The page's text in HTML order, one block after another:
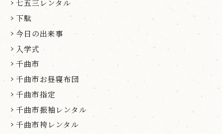
七五三レンタル
下駄
今日の出来事
入学式
千曲市
千曲市お昼寝布団
千曲市指定
千曲市振袖レンタル
千曲市袴レンタル